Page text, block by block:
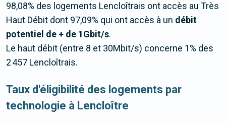
98,08% des logements Lencloîtrais ont accès au Très
Haut Débit dont 97,09% qui ont accès à un débit
potentiel de + de 1Gbit/s.
Le haut débit (entre 8 et 30Mbit/s) concerne 1% des
2 457 Lencloîtrais.
Taux d'éligibilité des logements par
technologie à Lencloître